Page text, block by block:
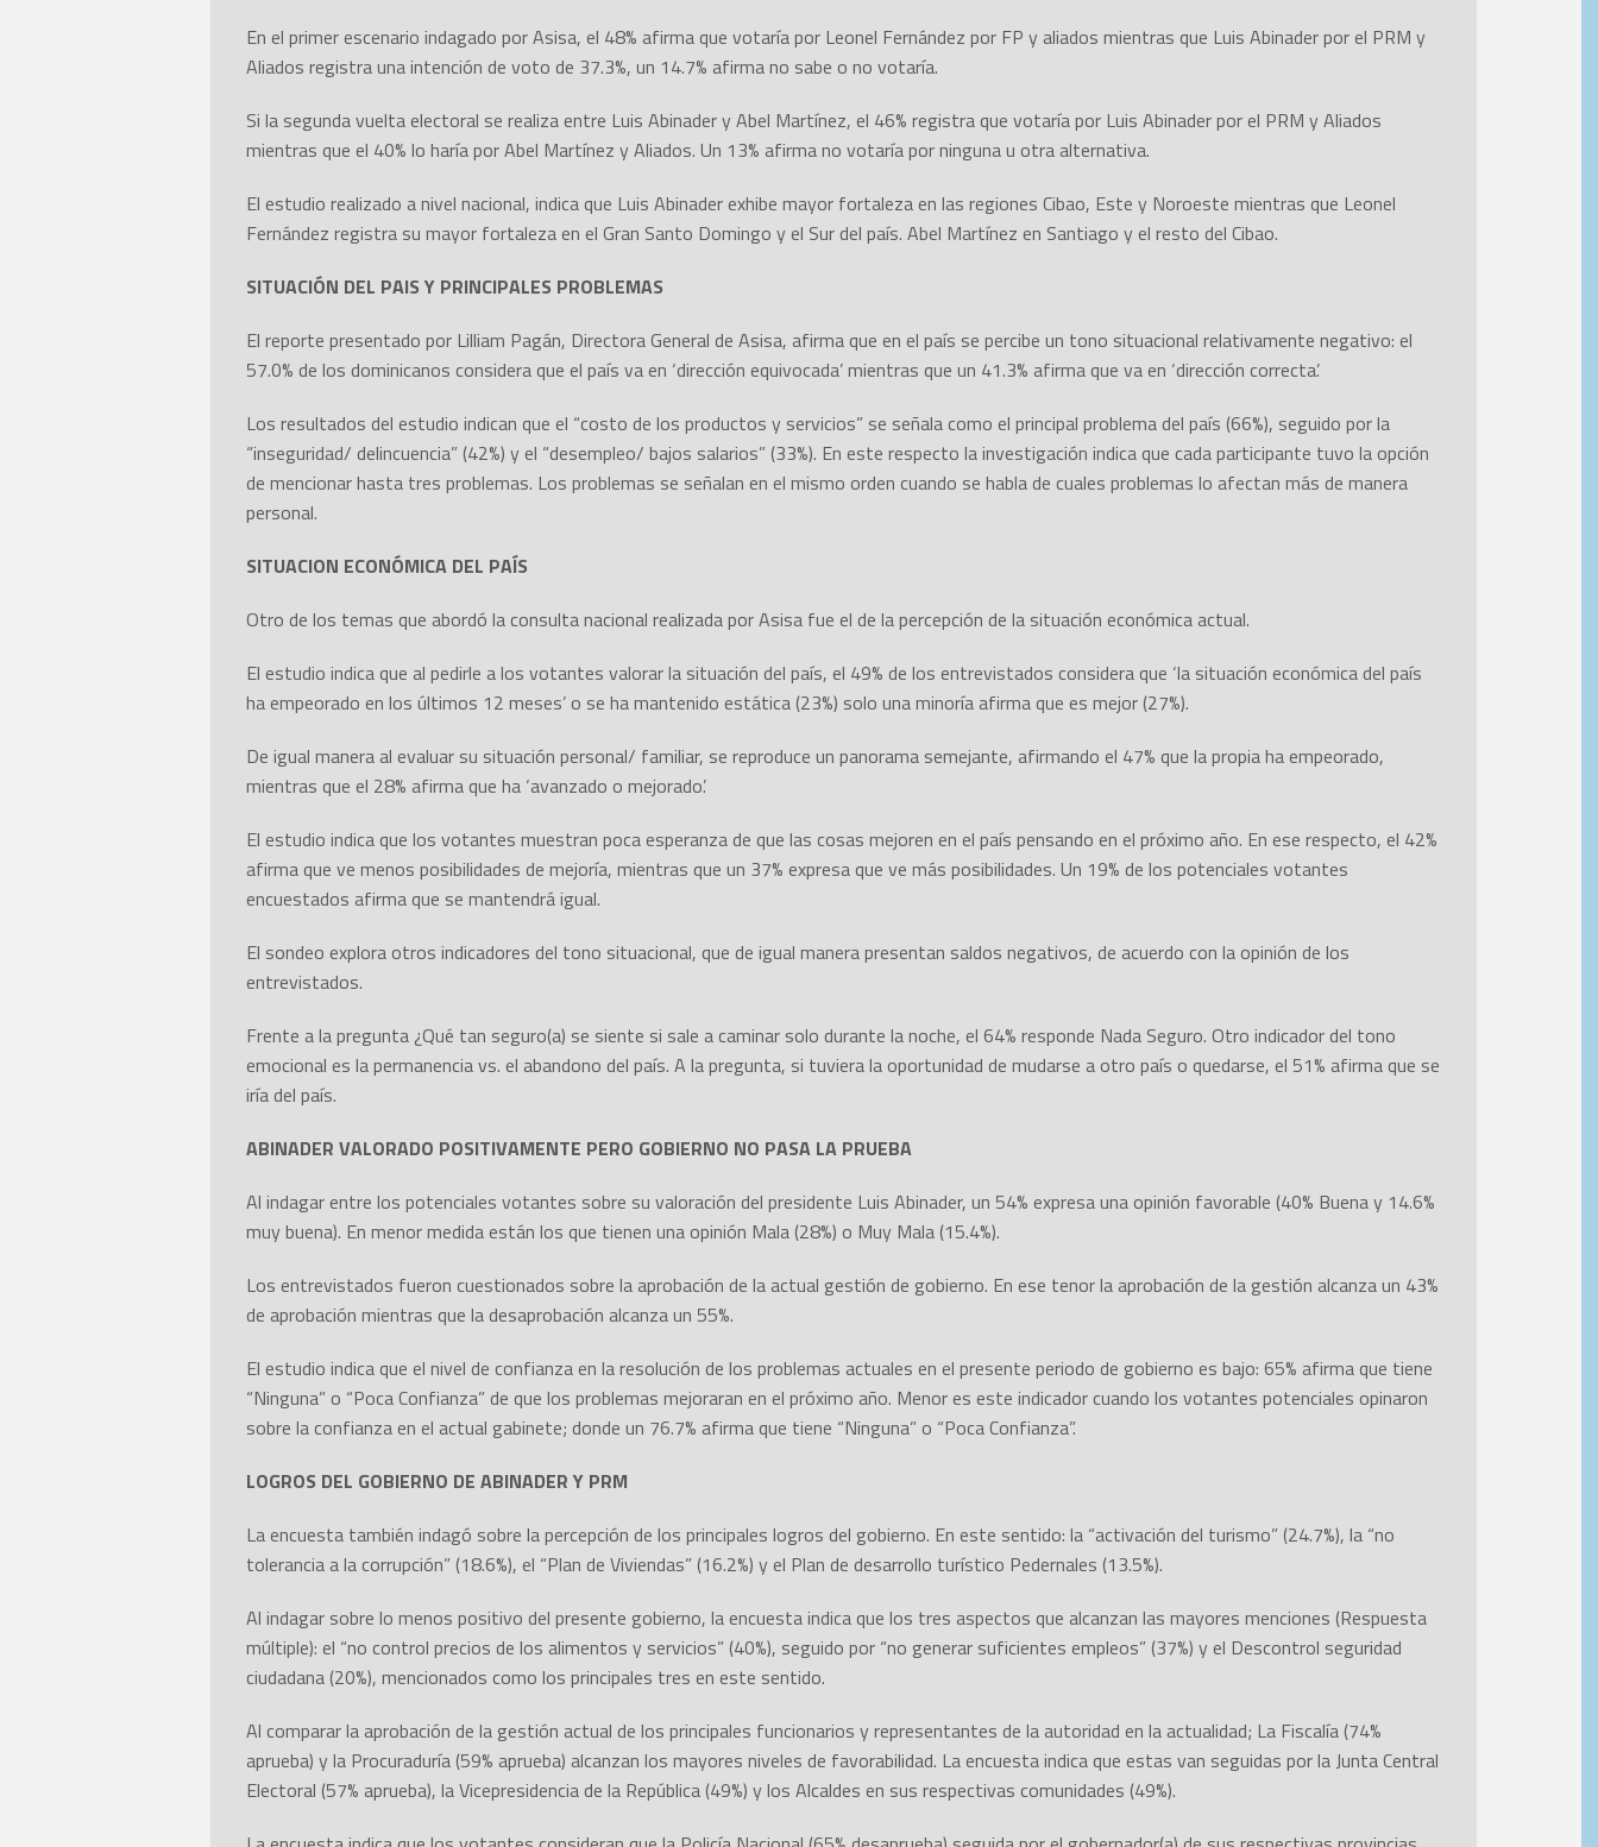
En el primer escenario indagado por Asisa, el 48% afirma que votaría por Leonel Fernández por FP y aliados mientras que Luis Abinader por el PRM y
Aliados registra una intención de voto de 37.3%, un 14.7% afirma no sabe o no votaría.
Si la segunda vuelta electoral se realiza entre Luis Abinader y Abel Martínez, el 46% registra que votaría por Luis Abinader por el PRM y Aliados
mientras que el 40% lo haría por Abel Martínez y Aliados. Un 13% afirma no votaría por ninguna u otra alternativa.
El estudio realizado a nivel nacional, indica que Luis Abinader exhibe mayor fortaleza en las regiones Cibao, Este y Noroeste mientras que Leonel
Fernández registra su mayor fortaleza en el Gran Santo Domingo y el Sur del país. Abel Martínez en Santiago y el resto del Cibao.
SITUACIÓN DEL PAIS Y PRINCIPALES PROBLEMAS
El reporte presentado por Lilliam Pagán, Directora General de Asisa, afirma que en el país se percibe un tono situacional relativamente negativo: el
57.0% de los dominicanos considera que el país va en ‘dirección equivocada’ mientras que un 41.3% afirma que va en ‘dirección correcta’.
Los resultados del estudio indican que el “costo de los productos y servicios” se señala como el principal problema del país (66%), seguido por la
“inseguridad/ delincuencia” (42%) y el “desempleo/ bajos salarios” (33%). En este respecto la investigación indica que cada participante tuvo la opción
de mencionar hasta tres problemas. Los problemas se señalan en el mismo orden cuando se habla de cuales problemas lo afectan más de manera
personal.
SITUACION ECONÓMICA DEL PAÍS
Otro de los temas que abordó la consulta nacional realizada por Asisa fue el de la percepción de la situación económica actual.
El estudio indica que al pedirle a los votantes valorar la situación del país, el 49% de los entrevistados considera que ‘la situación económica del país
ha empeorado en los últimos 12 meses’ o se ha mantenido estática (23%) solo una minoría afirma que es mejor (27%).
De igual manera al evaluar su situación personal/ familiar, se reproduce un panorama semejante, afirmando el 47% que la propia ha empeorado,
mientras que el 28% afirma que ha ‘avanzado o mejorado’.
El estudio indica que los votantes muestran poca esperanza de que las cosas mejoren en el país pensando en el próximo año. En ese respecto, el 42%
afirma que ve menos posibilidades de mejoría, mientras que un 37% expresa que ve más posibilidades. Un 19% de los potenciales votantes
encuestados afirma que se mantendrá igual.
El sondeo explora otros indicadores del tono situacional, que de igual manera presentan saldos negativos, de acuerdo con la opinión de los
entrevistados.
Frente a la pregunta ¿Qué tan seguro(a) se siente si sale a caminar solo durante la noche, el 64% responde Nada Seguro. Otro indicador del tono
emocional es la permanencia vs. el abandono del país. A la pregunta, si tuviera la oportunidad de mudarse a otro país o quedarse, el 51% afirma que se
iría del país.
ABINADER VALORADO POSITIVAMENTE PERO GOBIERNO NO PASA LA PRUEBA
Al indagar entre los potenciales votantes sobre su valoración del presidente Luis Abinader, un 54% expresa una opinión favorable (40% Buena y 14.6%
muy buena). En menor medida están los que tienen una opinión Mala (28%) o Muy Mala (15.4%).
Los entrevistados fueron cuestionados sobre la aprobación de la actual gestión de gobierno. En ese tenor la aprobación de la gestión alcanza un 43%
de aprobación mientras que la desaprobación alcanza un 55%.
El estudio indica que el nivel de confianza en la resolución de los problemas actuales en el presente periodo de gobierno es bajo: 65% afirma que tiene
“Ninguna” o “Poca Confianza” de que los problemas mejoraran en el próximo año. Menor es este indicador cuando los votantes potenciales opinaron
sobre la confianza en el actual gabinete; donde un 76.7% afirma que tiene “Ninguna” o “Poca Confianza”.
LOGROS DEL GOBIERNO DE ABINADER Y PRM
La encuesta también indagó sobre la percepción de los principales logros del gobierno. En este sentido: la “activación del turismo” (24.7%), la “no
tolerancia a la corrupción” (18.6%), el “Plan de Viviendas” (16.2%) y el Plan de desarrollo turístico Pedernales (13.5%).
Al indagar sobre lo menos positivo del presente gobierno, la encuesta indica que los tres aspectos que alcanzan las mayores menciones (Respuesta
múltiple): el “no control precios de los alimentos y servicios” (40%), seguido por “no generar suficientes empleos” (37%) y el Descontrol seguridad
ciudadana (20%), mencionados como los principales tres en este sentido.
Al comparar la aprobación de la gestión actual de los principales funcionarios y representantes de la autoridad en la actualidad; La Fiscalía (74%
aprueba) y la Procuraduría (59% aprueba) alcanzan los mayores niveles de favorabilidad. La encuesta indica que estas van seguidas por la Junta Central
Electoral (57% aprueba), la Vicepresidencia de la República (49%) y los Alcaldes en sus respectivas comunidades (49%).